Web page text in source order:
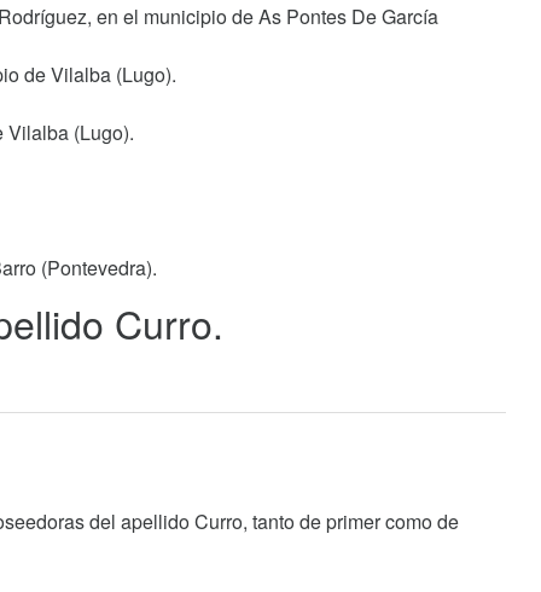
en el municipio de As Pontes De García
de Vilalba (Lugo).
Vilalba (Lugo).
(Pontevedra).
Curro.
del apellido Curro, tanto de primer como de